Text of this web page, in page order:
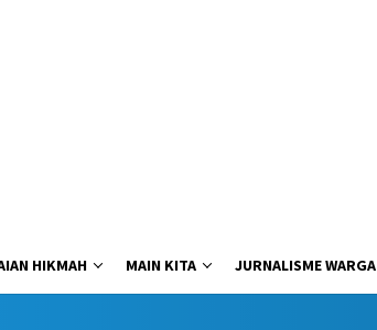
HIKMAH MAIN KITA JURNALISME WARGA